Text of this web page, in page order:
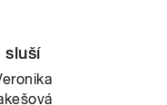
sluší